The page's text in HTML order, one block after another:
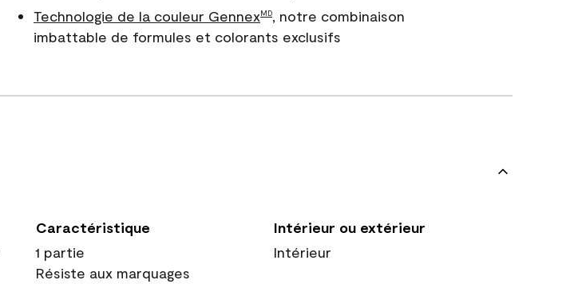
Technologie de la couleur GennexMD, notre combinaison
imbattable de formules et colorants exclusifs
Caractéristique
1 partie
Résiste aux marquages
Intérieur ou extérieur
Intérieur